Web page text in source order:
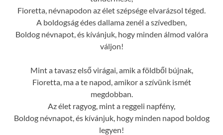
Fioretta, névnapodon az élet szépsége elvarázsol téged.
A boldogság édes dallama zenél a szívedben,
Boldog névnapot, és kívánjuk, hogy minden álmod valóra
váljon!
Mint a tavasz első virágai, amik a földből bújnak,
Fioretta, ma a te napod, amikor a szívünk ismét
megdobban.
Az élet ragyog, mint a reggeli napfény,
Boldog névnapot, és kívánjuk, hogy minden napod boldog
legyen!